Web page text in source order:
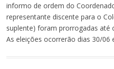
informo de ordem do
representante discente para o
suplente) foram prorrogadas até
As eleições ocorrerão dias 30/06